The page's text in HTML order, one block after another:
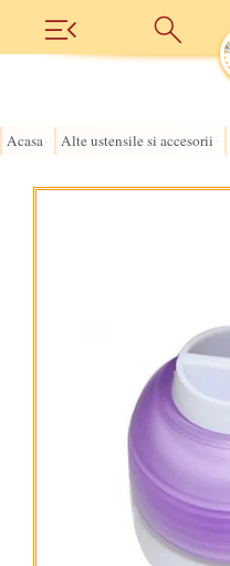
Acasa Alte ustensile si accesorii